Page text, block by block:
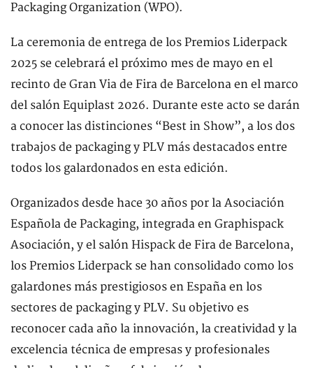
Packaging Organization (WPO).
La ceremonia de entrega de los Premios Liderpack
2025 se celebrará el próximo mes de mayo en el
recinto de Gran Via de Fira de Barcelona en el marco
del salón Equiplast 2026. Durante este acto se darán
a conocer las distinciones “Best in Show”, a los dos
trabajos de packaging y PLV más destacados entre
todos los galardonados en esta edición.
Organizados desde hace 30 años por la Asociación
Española de Packaging, integrada en Graphispack
Asociación, y el salón Hispack de Fira de Barcelona,
los Premios Liderpack se han consolidado como los
galardones más prestigiosos en España en los
sectores de packaging y PLV. Su objetivo es
reconocer cada año la innovación, la creatividad y la
excelencia técnica de empresas y profesionales